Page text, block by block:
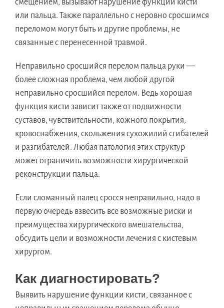
смещением, вызывают нарушение функции кисти
или пальца. Также параллельно с неровно сросшимся
переломом могут быть и другие проблемы, не
связанные с перенесенной травмой.
Неправильно сросшийся перелом пальца руки —
более сложная проблема, чем любой другой
неправильно сросшийся перелом. Ведь хорошая
функция кисти зависит также от подвижности
суставов, чувствительности, кожного покрытия,
кровоснабжения, скольжения сухожилий сгибателей
и разгибателей. Любая патология этих структур
может ограничить возможности хирургической
реконструкции пальца.
Если сломанный палец сросся неправильно, надо в
первую очередь взвесить все возможные риски и
преимущества хирургического вмешательства,
обсудить цели и возможности лечения с кистевым
хирургом.
Как диагностировать?
Выявить нарушение функции кисти, связанное с